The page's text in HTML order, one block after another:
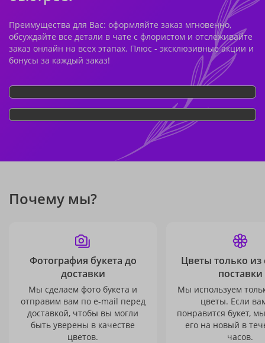
Преимущества для Вас: оформляйте заказ мгновенно,
обсуждайте все детали в чате с флористом и отслеживайте
заказ онлайн на всех этапах. Плюс - эксклюзивные акции и
бонусы за каждый заказ!
Почему мы?
Фотография букета до
доставки
Мы сделаем фото букета и
отправим вам по e-mail перед
доставкой, чтобы вы могли
быть уверены в качестве
цветов.
Цветы только из
поставки
Мы используем
цветы. Если
понравится букет,
его на новый в
часов.